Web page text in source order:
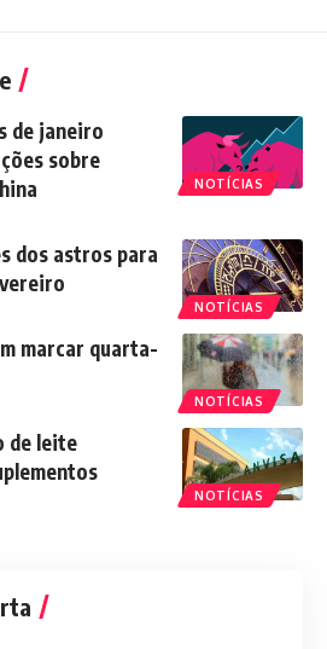
NOTÍCIAS
de janeiro
sobre
NOTÍCIAS
dos astros para
NOTÍCIAS
marcar quarta-
NOTÍCIAS
de leite